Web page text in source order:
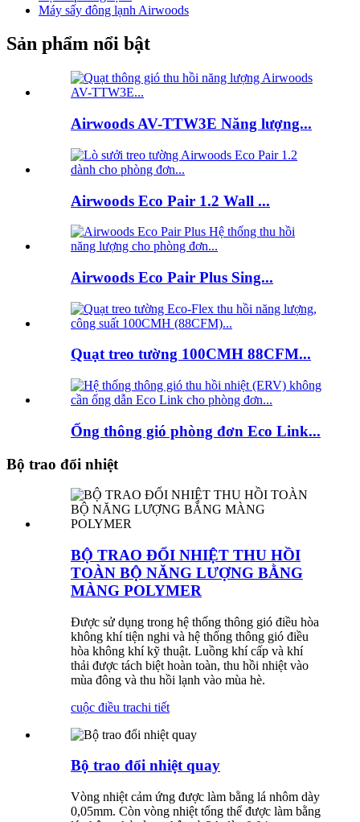
Máy sấy đông lạnh Airwoods
Sản phẩm nổi bật
Airwoods AV-TTW3E Năng lượng...
Airwoods Eco Pair 1.2 Wall ...
Airwoods Eco Pair Plus Sing...
Quạt treo tường 100CMH 88CFM...
Ống thông gió phòng đơn Eco Link...
Bộ trao đổi nhiệt
BỘ TRAO ĐỔI NHIỆT THU HỒI
TOÀN BỘ NĂNG LƯỢNG BẰNG
MÀNG POLYMER
Được sử dụng trong hệ thống thông gió điều hòa
không khí tiện nghi và hệ thống thông gió điều
hòa không khí kỹ thuật. Luồng khí cấp và khí
thải được tách biệt hoàn toàn, thu hồi nhiệt vào
mùa đông và thu hồi lạnh vào mùa hè.
cuộc điều trachi tiết
Bộ trao đổi nhiệt quay
Vòng nhiệt cảm ứng được làm bằng lá nhôm dày
0,05mm. Còn vòng nhiệt tổng thể được làm bằng